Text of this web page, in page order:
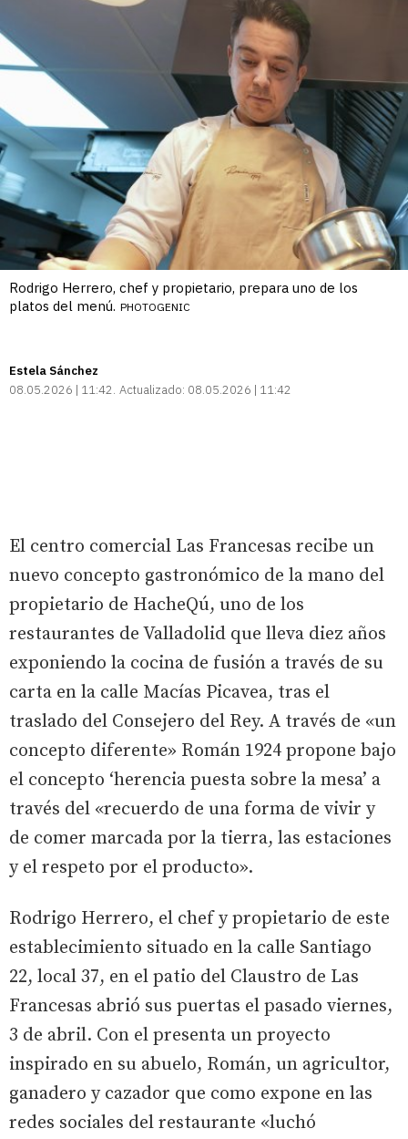
Rodrigo Herrero, chef y propietario, prepara uno de los
platos del menú. PHOTOGENIC
Estela Sánchez
08.05.2026 | 11:42 Actualizado: 08.05.2026 | 11:42
El centro comercial Las Francesas recibe un
nuevo concepto gastronómico de la mano del
propietario de HacheQú, uno de los
restaurantes de Valladolid que lleva diez años
exponiendo la cocina de fusión a través de su
carta en la calle Macías Picavea, tras el
traslado del Consejero del Rey. A través de «un
concepto diferente» Román 1924 propone bajo
el concepto ‘herencia puesta sobre la mesa’ a
través del «recuerdo de una forma de vivir y
de comer marcada por la tierra, las estaciones
y el respeto por el producto».
Rodrigo Herrero, el chef y propietario de este
establecimiento situado en la calle Santiago
22, local 37, en el patio del Claustro de Las
Francesas abrió sus puertas el pasado viernes,
3 de abril. Con el presenta un proyecto
inspirado en su abuelo, Román, un agricultor,
ganadero y cazador que como expone en las
redes sociales del restaurante «luchó